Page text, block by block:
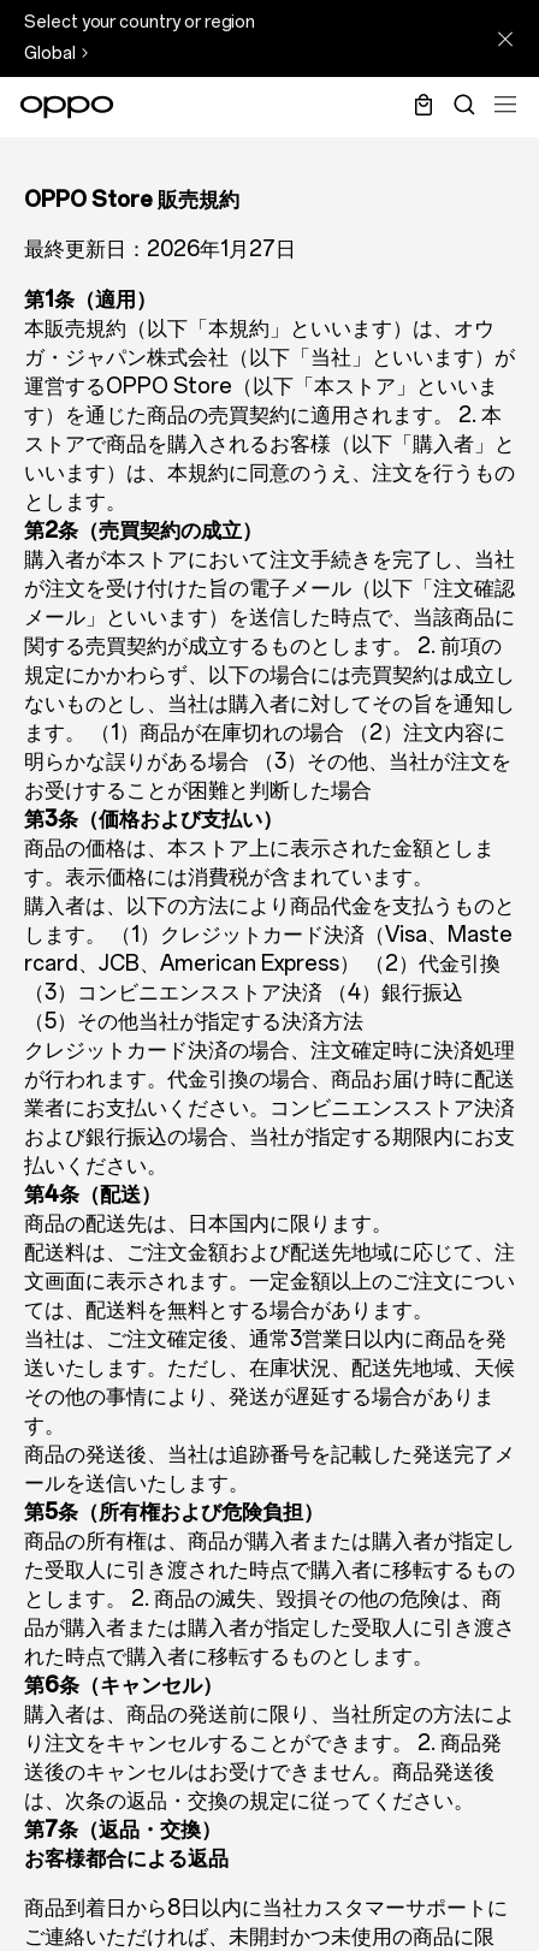
sales
terms
Skip
main
content
Select your country or region
Global
OPPO Store 販売規約
最終更新日：2026年1月27日
第1条（適用）
本販売規約（以下「本規約」といいます）は、オウ
ガ・ジャパン株式会社（以下「当社」といいます）が
運営するOPPO Store（以下「本ストア」といいま
す）を通じた商品の売買契約に適用されます。 2. 本
ストアで商品を購入されるお客様（以下「購入者」と
いいます）は、本規約に同意のうえ、注文を行うもの
とします。
第2条（売買契約の成立）
購入者が本ストアにおいて注文手続きを完了し、当社
が注文を受け付けた旨の電子メール（以下「注文確認
メール」といいます）を送信した時点で、当該商品に
関する売買契約が成立するものとします。 2. 前項の
規定にかかわらず、以下の場合には売買契約は成立し
ないものとし、当社は購入者に対してその旨を通知し
ます。 （1）商品が在庫切れの場合 （2）注文内容に
明らかな誤りがある場合 （3）その他、当社が注文を
お受けすることが困難と判断した場合
第3条（価格および支払い）
商品の価格は、本ストア上に表示された金額としま
す。表示価格には消費税が含まれています。
購入者は、以下の方法により商品代金を支払うものと
します。 （1）クレジットカード決済（Visa、Maste
rcard、JCB、American Express） （2）代金引換
（3）コンビニエンスストア決済 （4）銀行振込
（5）その他当社が指定する決済方法
クレジットカード決済の場合、注文確定時に決済処理
が行われます。代金引換の場合、商品お届け時に配送
業者にお支払いください。コンビニエンスストア決済
および銀行振込の場合、当社が指定する期限内にお支
払いください。
第4条（配送）
商品の配送先は、日本国内に限ります。
配送料は、ご注文金額および配送先地域に応じて、注
文画面に表示されます。一定金額以上のご注文につい
ては、配送料を無料とする場合があります。
当社は、ご注文確定後、通常3営業日以内に商品を発
送いたします。ただし、在庫状況、配送先地域、天候
その他の事情により、発送が遅延する場合がありま
す。
商品の発送後、当社は追跡番号を記載した発送完了メ
ールを送信いたします。
第5条（所有権および危険負担）
商品の所有権は、商品が購入者または購入者が指定し
た受取人に引き渡された時点で購入者に移転するもの
とします。 2. 商品の滅失、毀損その他の危険は、商
品が購入者または購入者が指定した受取人に引き渡さ
れた時点で購入者に移転するものとします。
第6条（キャンセル）
購入者は、商品の発送前に限り、当社所定の方法によ
り注文をキャンセルすることができます。 2. 商品発
送後のキャンセルはお受けできません。商品発送後
は、次条の返品・交換の規定に従ってください。
第7条（返品・交換）
お客様都合による返品
商品到着日から8日以内に当社カスタマーサポートに
ご連絡いただければ、未開封かつ未使用の商品に限